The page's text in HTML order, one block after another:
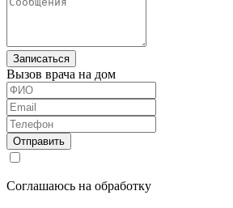
Вызов врача на дом
ФИО
Email
Телефон
Соглашаюсь на обработку